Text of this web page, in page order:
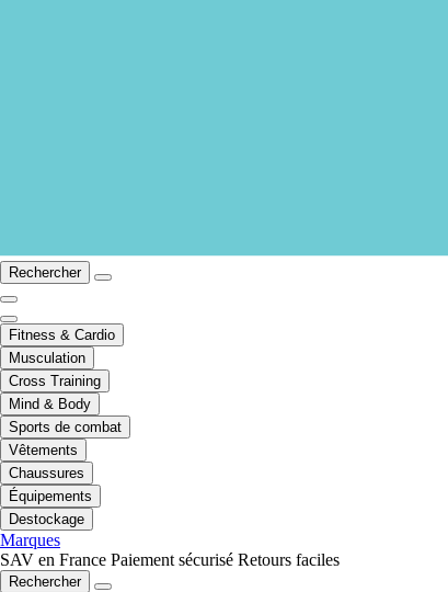
Rechercher
Fitness & Cardio
Musculation
Cross Training
Mind & Body
Sports de combat
Vêtements
Chaussures
Équipements
Destockage
Marques
SAV en France Paiement sécurisé Retours faciles
Rechercher